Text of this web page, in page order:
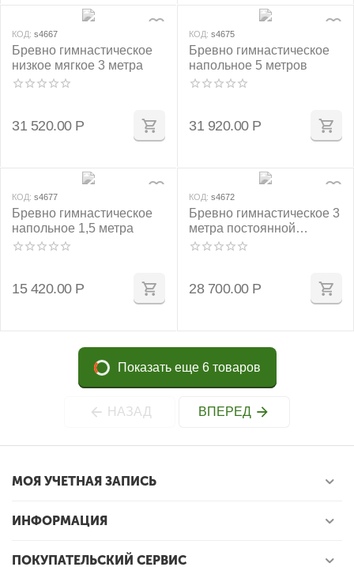
КОД: s4667
Бревно гимнастическое
низкое мягкое 3 метра
31 520.00 Р
КОД: s4675
Бревно гимнастическое
напольное 5 метров
31 920.00 Р
КОД: s4677
Бревно гимнастическое
напольное 1,5 метра
15 420.00 Р
КОД: s4672
Бревно гимнастическое 3
метра постоянной
высоты 1200 мм
28 700.00 Р
Показать еще 6 товаров
НАЗАД ВПЕРЕД
МОЯ УЧЕТНАЯ ЗАПИСЬ
ИНФОРМАЦИЯ
ПОКУПАТЕЛЬСКИЙ СЕРВИС